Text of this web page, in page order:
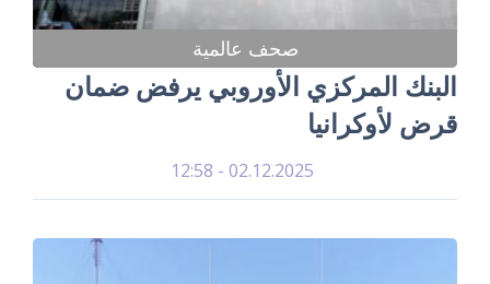
صحف عالمية
البنك المركزي الأوروبي يرفض ضمان
قرض لأوكرانيا
02.12.2025 - 12:58